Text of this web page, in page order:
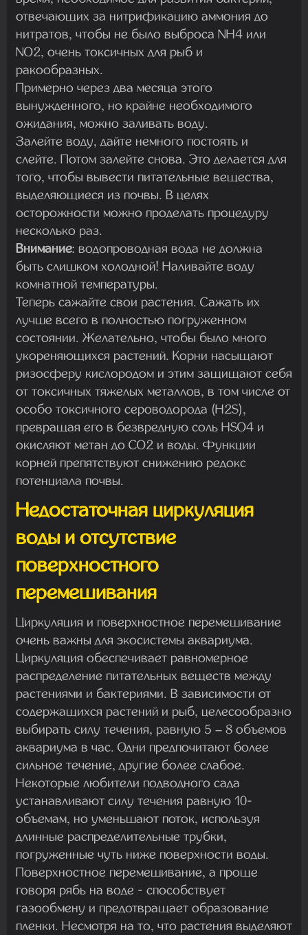
отвечающих за нитрификацию аммония до
нитратов, чтобы не было выброса NH4 или
NO2, очень токсичных для рыб и
ракообразных.
Примерно через два месяца этого
вынужденного, но крайне необходимого
ожидания, можно заливать воду.
Залейте воду, дайте немного постоять и
слейте. Потом залейте снова. Это делается для
того, чтобы вывести питательные вещества,
выделяющиеся из почвы. В целях
осторожности можно проделать процедуру
несколько раз.
Внимание: водопроводная вода не должна
быть слишком холодной! Наливайте воду
комнатной температуры.
Теперь сажайте свои растения. Сажать их
лучше всего в полностью погруженном
состоянии. Желательно, чтобы было много
укореняющихся растений. Корни насыщают
ризосферу кислородом и этим защищают себя
от токсичных тяжелых металлов, в том числе от
особо токсичного сероводорода (H2S),
превращая его в безвредную соль HSO4 и
окисляют метан до CO2 и воды. Функции
корней препятствуют снижению редокс
потенциала почвы.
Недостаточная циркуляция
воды и отсутствие
поверхностного
перемешивания
Циркуляция и поверхностное перемешивание
очень важны для экосистемы аквариума.
Циркуляция обеспечивает равномерное
распределение питательных веществ между
растениями и бактериями. В зависимости от
содержащихся растений и рыб, целесообразно
выбирать силу течения, равную 5 – 8 объемов
аквариума в час. Одни предпочитают более
сильное течение, другие более слабое.
Некоторые любители подводного сада
устанавливают силу течения равную 10-
объемам, но уменьшают поток, используя
длинные распределительные трубки,
погруженные чуть ниже поверхности воды.
Поверхностное перемешивание, а проще
говоря рябь на воде - способствует
газообмену и предотвращает образование
пленки. Несмотря на то, что растения выделяют